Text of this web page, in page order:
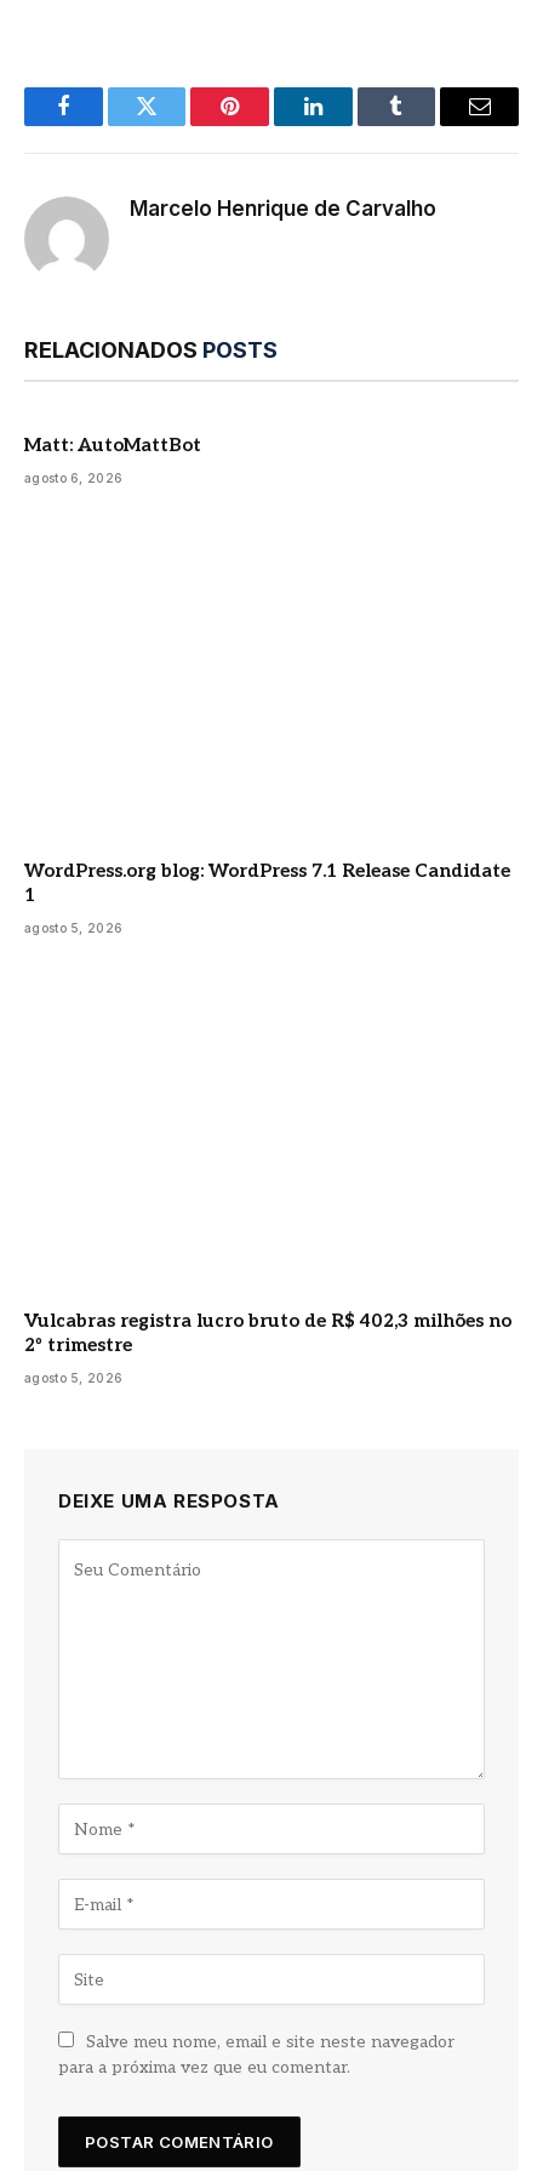
FacebookTwitter Pinterest LinkedInTumblr
E-
Marcelo Henrique de Carvalho
RELACIONADOS POSTS
Matt: AutoMattBot
agosto 6, 2026
WordPress.org blog: WordPress 7.1 Release Candidate
1
agosto 5, 2026
Vulcabras registra lucro bruto de R$ 402,3 milhões no
2º trimestre
agosto 5, 2026
DEIXE UMA RESPOSTA
Salve meu nome, email e site neste navegador
para a próxima vez que eu comentar.